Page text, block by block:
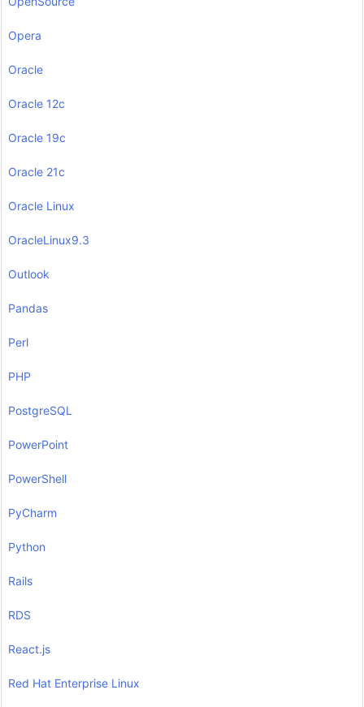
Opera
Oracle
Oracle 12c
Oracle 19c
Oracle 21c
Oracle Linux
OracleLinux9.3
Outlook
Pandas
Perl
PHP
PostgreSQL
PowerPoint
PowerShell
PyCharm
Python
Rails
RDS
React.js
Red Hat Enterprise Linux